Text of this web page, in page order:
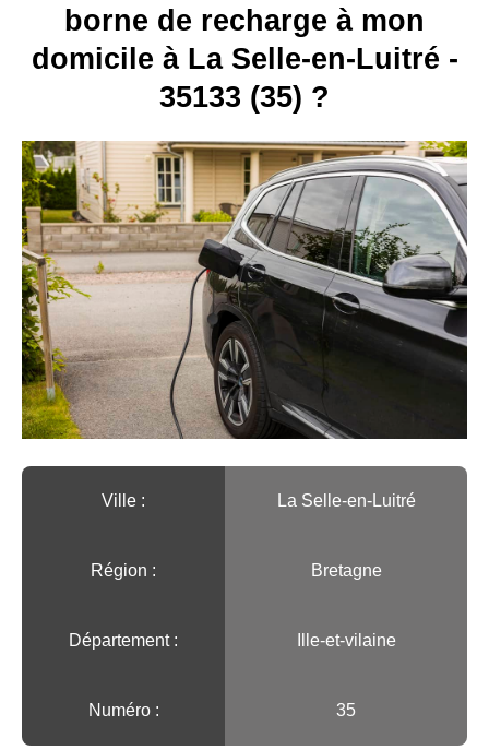
borne de recharge à mon
domicile à La Selle-en-Luitré -
35133 (35) ?
Ville :️ La Selle-en-Luitré
Région :️ Bretagne
Département : Ille-et-vilaine
Numéro : 35